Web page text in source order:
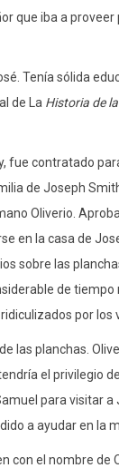
que iba a
Tenía sólida
de La Historia de
contratado
de Joseph
Oliverio.
en la casa de
sobre las
de
por los
planchas.
el privilegio
para visitar a
a ayudar en la
con el nombre de